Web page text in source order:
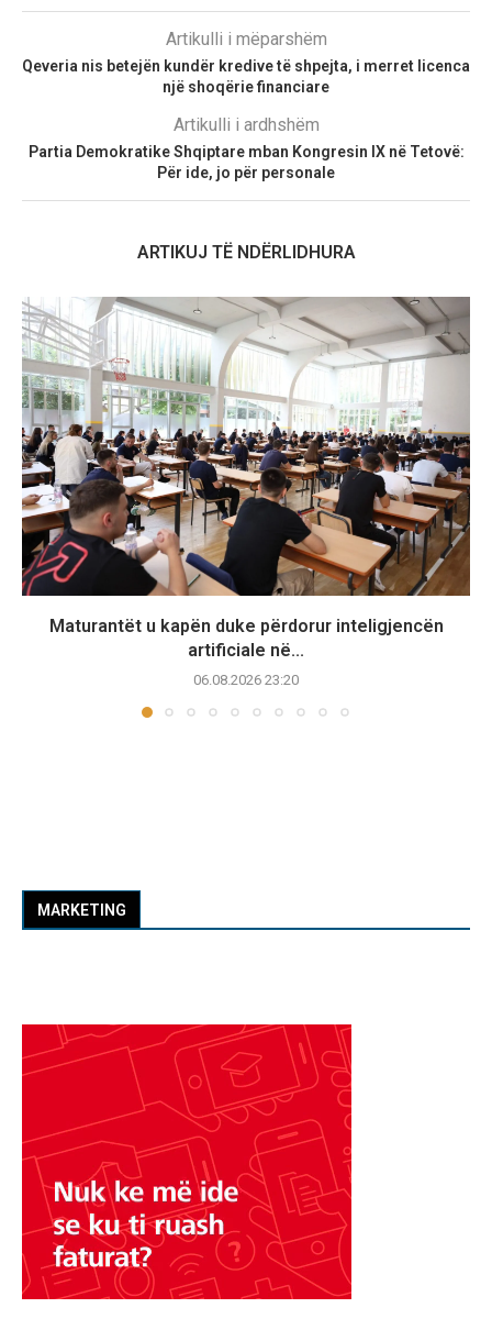
Artikulli i mëparshëm
Qeveria nis betejën kundër kredive të shpejta, i merret licenca
një shoqërie financiare
Artikulli i ardhshëm
Partia Demokratike Shqiptare mban Kongresin IX në Tetovë:
Për ide, jo për personale
ARTIKUJ TË NDËRLIDHURA
Maturantët u kapën duke përdorur inteligjencën
artificiale në...
06.08.2026 23:20
MARKETING